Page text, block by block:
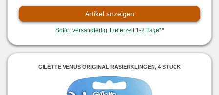
Artikel anzeigen
Sofort versandfertig, Lieferzeit 1-2 Tage**
GILETTE VENUS ORIGINAL RASIERKLINGEN, 4 STÜCK